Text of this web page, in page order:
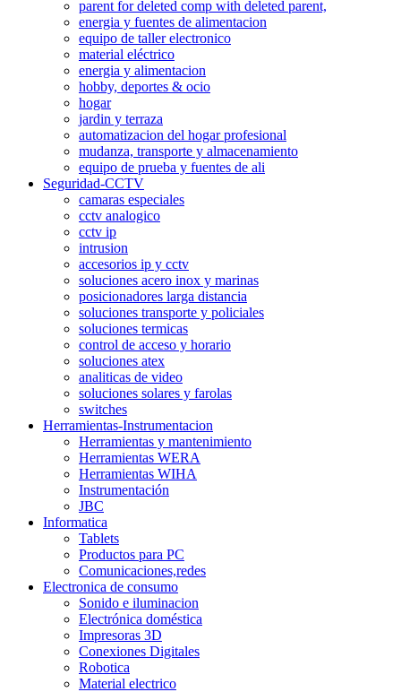
parent for deleted comp with deleted parent,
energia y fuentes de alimentacion
equipo de taller electronico
material eléctrico
energia y alimentacion
hobby, deportes & ocio
hogar
jardin y terraza
automatizacion del hogar profesional
mudanza, transporte y almacenamiento
equipo de prueba y fuentes de ali
Seguridad-CCTV
camaras especiales
cctv analogico
cctv ip
intrusion
accesorios ip y cctv
soluciones acero inox y marinas
posicionadores larga distancia
soluciones transporte y policiales
soluciones termicas
control de acceso y horario
soluciones atex
analiticas de video
soluciones solares y farolas
switches
Herramientas-Instrumentacion
Herramientas y mantenimiento
Herramientas WERA
Herramientas WIHA
Instrumentación
JBC
Informatica
Tablets
Productos para PC
Comunicaciones,redes
Electronica de consumo
Sonido e iluminacion
Electrónica doméstica
Impresoras 3D
Conexiones Digitales
Robotica
Material electrico